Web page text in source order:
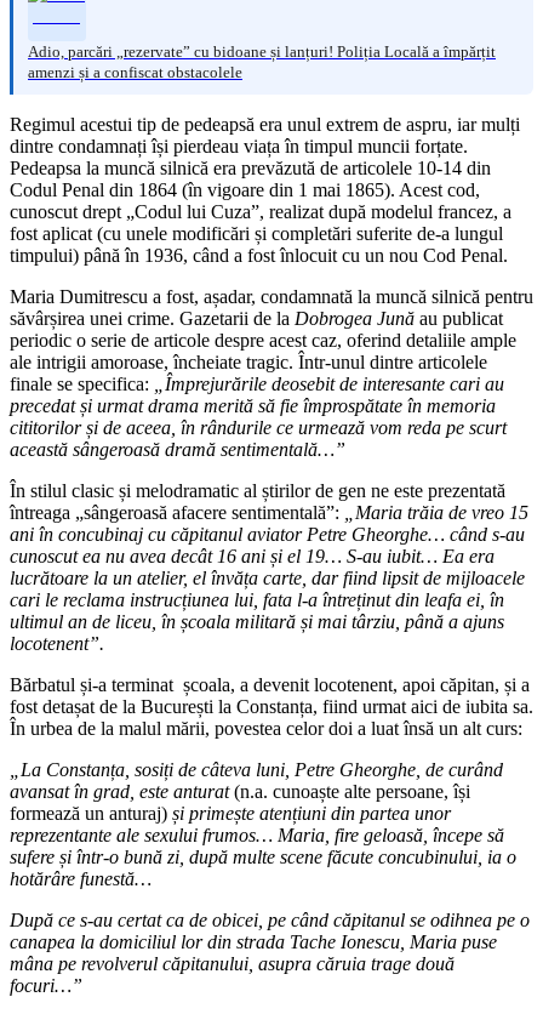
Adio, parcări „rezervate” cu bidoane și lanțuri! Poliția Locală a împărțit
amenzi și a confiscat obstacolele
Regimul acestui tip de pedeapsă era unul extrem de aspru, iar mulți
dintre condamnați își pierdeau viața în timpul muncii forțate.
Pedeapsa la muncă silnică era prevăzută de articolele 10-14 din
Codul Penal din 1864 (în vigoare din 1 mai 1865). Acest cod,
cunoscut drept „Codul lui Cuza”, realizat după modelul francez, a
fost aplicat (cu unele modificări și completări suferite de-a lungul
timpului) până în 1936, când a fost înlocuit cu un nou Cod Penal.
Maria Dumitrescu a fost, așadar, condamnată la muncă silnică pentru
săvârșirea unei crime. Gazetarii de la Dobrogea Jună au publicat
periodic o serie de articole despre acest caz, oferind detaliile ample
ale intrigii amoroase, încheiate tragic. Într-unul dintre articolele
finale se specifica:
„Împrejurările deosebit de interesante cari au
precedat și urmat drama merită să fie împrospătate în memoria
cititorilor și de aceea, în rândurile ce urmează vom reda pe scurt
această sângeroasă dramă sentimentală…”
În stilul clasic și melodramatic al știrilor de gen ne este prezentată
întreaga „sângeroasă afacere sentimentală”:
„Maria trăia de vreo 15
ani în concubinaj cu căpitanul aviator Petre Gheorghe… când s-au
cunoscut ea nu avea decât 16 ani și el 19… S-au iubit… Ea era
lucrătoare la un atelier, el învăța carte, dar fiind lipsit de mijloacele
cari le reclama instrucțiunea lui, fata l-a întreținut din leafa ei, în
ultimul an de liceu, în școala militară și mai târziu, până a ajuns
locotenent”.
Bărbatul și-a terminat școala, a devenit locotenent, apoi căpitan, și a
fost detașat de la București la Constanța, fiind urmat aici de iubita sa.
În urbea de la malul mării, povestea celor doi a luat însă un alt curs:
„La Constanța, sosiți de câteva luni, Petre Gheorghe, de curând
avansat în grad, este anturat(n.a. cunoaște alte persoane, își
formează un anturaj) și primește atențiuni din partea unor
reprezentante ale sexului frumos… Maria, fire geloasă, începe să
sufere și într-o bună zi, după multe scene făcute concubinului, ia o
hotărâre funestă…
După ce s-au certat ca de obicei, pe când căpitanul se odihnea pe o
canapea la domiciliul lor din strada Tache Ionescu, Maria puse
mâna pe revolverul căpitanului, asupra căruia trage două
focuri…”